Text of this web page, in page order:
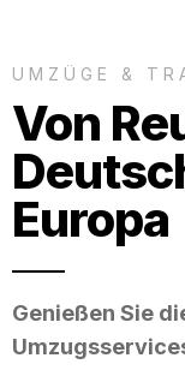
UMZÜGE &
Von
Europa
Genießen Sie